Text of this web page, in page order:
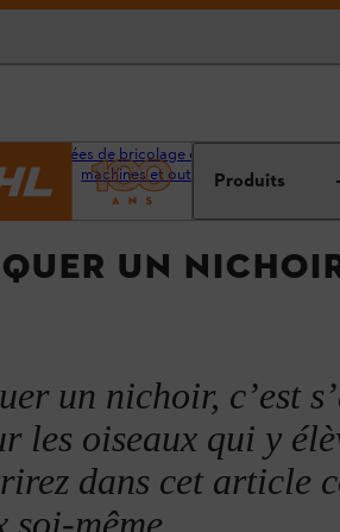
Produits
et idées de bricolage et d’entretien des
machines et outils
UN
un nichoir, c’est
les oiseaux qui y
dans cet article